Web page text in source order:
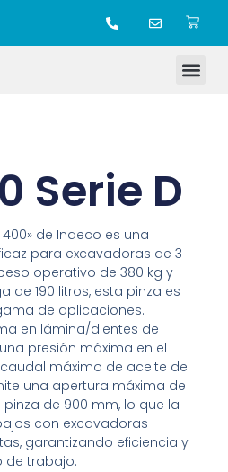
Serie D
400» de Indeco es una
para excavadoras de 3
operativo de 380 kg y
190 litros, esta pinza es
de aplicaciones.
en lámina/dientes de
presión máxima en el
máximo de aceite de
una apertura máxima de
de 900 mm, lo que la
con excavadoras
garantizando eficiencia y
de trabajo.